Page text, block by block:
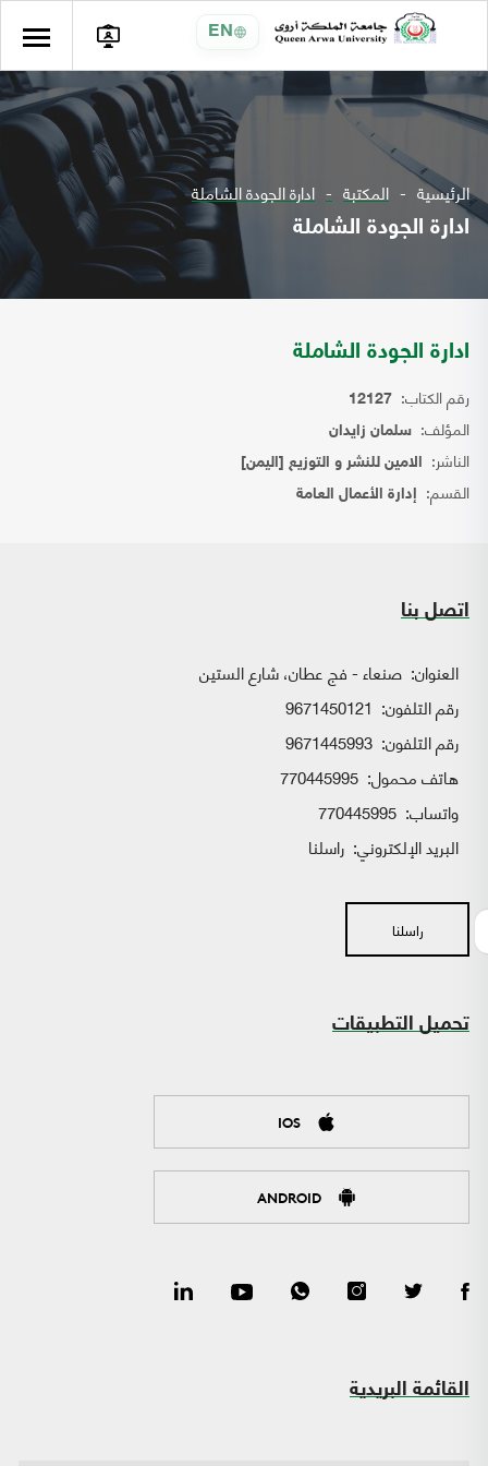
EN
الرئيسية المكتبة ادارة الجودة الشاملة
ادارة الجودة الشاملة
ادارة الجودة الشاملة
رقم الكتاب: 12127
المؤلف: سلمان زايدان
الناشر: الامين للنشر و التوزيع [اليمن]
القسم: إدارة الأعمال العامة
اتصل بنا
العنوان: صنعاء - فج عطان، شارع الستين
رقم التلفون: 9671450121
رقم التلفون: 9671445993
هاتف محمول: 770445995
واتساب:
البريد الإلكتروني: راسلنا
راسلنا
تحميل التطبيقات
IOS
ANDROID
القائمة البريدية